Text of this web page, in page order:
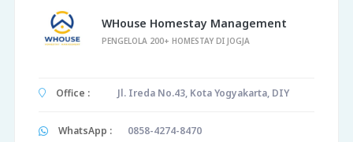
WHouse Homestay Management
PENGELOLA 200+ HOMESTAY DI JOGJA
Office : Jl. Ireda No.43, Kota Yogyakarta, DIY
WhatsApp : 0858-4274-8470